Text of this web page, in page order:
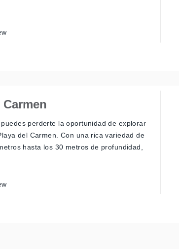
perderte la oportunidad de explorar
del Carmen. Con una rica variedad de
hasta los 30 metros de profundidad,